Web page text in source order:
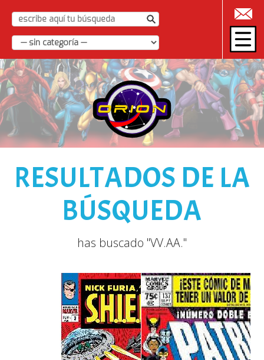
|
RESULTADOS DE LA
BÚSQUEDA
has buscado "VV.AA."